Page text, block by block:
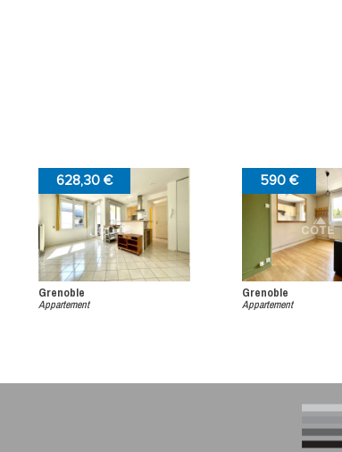
628,30 €
Grenoble
Appartement
590 €
Grenoble
Appartement